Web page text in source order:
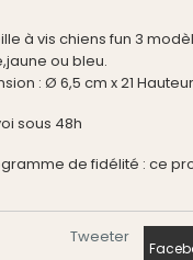
à vis chiens fun 3
ou bleu.
: Ø 6,5 cm x 21 Hauteur
sous 48h
de fidélité : ce
Tweeter